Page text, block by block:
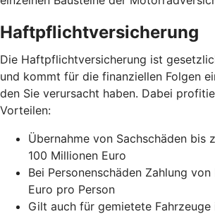
Haftpflichtversicherung
Die Haftpflichtversicherung ist
und kommt für die finanziellen Folgen
den Sie verursacht haben. Dabei
Vorteilen:
Übernahme von Sachschäden bis
100 Millionen Euro
Bei Personenschäden Zahlung
Euro pro Person
Gilt auch für gemietete Fahrzeuge